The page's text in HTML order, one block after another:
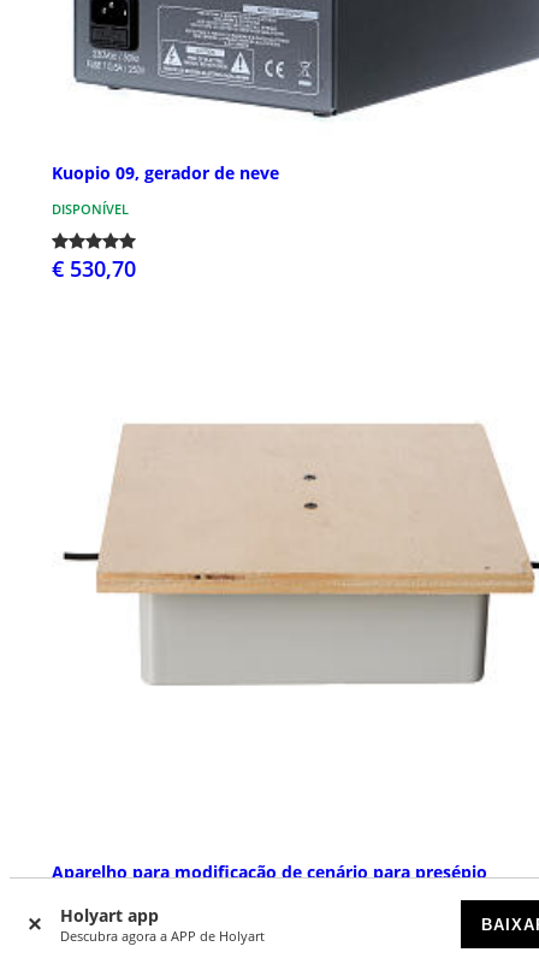
Holyart app
Descubra agora a APP de Holyart
Kuopio 09, gerador de neve
DISPONÍVEL
€ 530,70
Aparelho para modificação de cenário para presépio
DISPONÍVEL